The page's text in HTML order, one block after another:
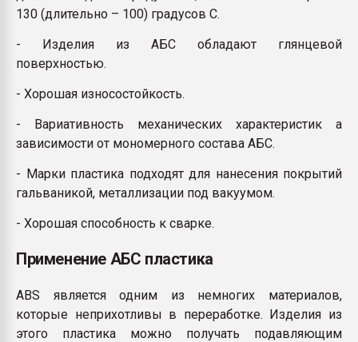
130 (длительно – 100) градусов С.
- Изделия из АБС обладают глянцевой
поверхностью.
- Хорошая износостойкость.
- Вариативность механических характеристик а
зависимости от мономерного состава АБС.
- Марки пластика подходят для нанесения покрытий
гальваникой, металлизации под вакуумом.
- Хорошая способность к сварке.
Применение АБС пластика
ABS является одним из немногих материалов,
которые неприхотливы в переработке. Изделия из
этого пластика можно получать подавляющим